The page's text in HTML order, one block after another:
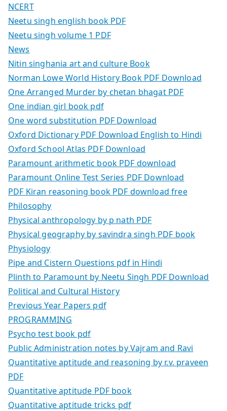
NCERT
Neetu singh english book PDF
Neetu singh volume 1 PDF
News
Nitin singhania art and culture Book
Norman Lowe World History Book PDF Download
One Arranged Murder by chetan bhagat PDF
One indian girl book pdf
One word substitution PDF Download
Oxford Dictionary PDF Download English to Hindi
Oxford School Atlas PDF Download
Paramount arithmetic book PDF download
Paramount Online Test Series PDF Download
PDF Kiran reasoning book PDF download free
Philosophy
Physical anthropology by p nath PDF
Physical geography by savindra singh PDF book
Physiology
Pipe and Cistern Questions pdf in Hindi
Plinth to Paramount by Neetu Singh PDF Download
Political and Cultural History
Previous Year Papers pdf
PROGRAMMING
Psycho test book pdf
Public Administration notes by Vajram and Ravi
Quantitative aptitude and reasoning by r.v. praveen
PDF
Quantitative aptitude PDF book
Quantitative aptitude tricks pdf